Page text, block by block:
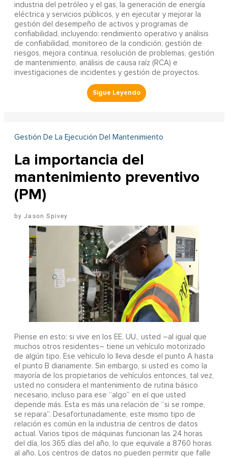
industria del petróleo y el gas, la generación de energía
eléctrica y servicios públicos, y en ejecutar y mejorar la
gestión del desempeño de activos y programas de
confiabilidad, incluyendo: rendimiento operativo y análisis
de confiabilidad, monitoreo de la condición, gestión de
riesgos, mejora continua, resolución de problemas, gestión
de mantenimiento, análisis de causa raíz (RCA) e
investigaciones de incidentes y gestión de proyectos.
Gestión De La Ejecución Del Mantenimiento
La importancia del
mantenimiento preventivo
(PM)
Jason Spivey
Piense en esto: si vive en los EE. UU., usted –al igual que
muchos otros residentes– tiene un vehículo motorizado
de algún tipo. Ese vehículo lo lleva desde el punto A hasta
el punto B diariamente. Sin embargo, si usted es como la
mayoría de los propietarios de vehículos entonces, tal vez,
usted no considera el mantenimiento de rutina básico
necesario, incluso para ese “algo” en el que usted
depende más. Esta es más una relación de “si se rompe,
se repara”. Desafortunadamente, este mismo tipo de
relación es común en la industria de centros de datos
actual. Varios tipos de máquinas funcionan las 24 horas
del día, los 365 días del año, lo que equivale a 8760 horas
al año. Los centros de datos no pueden permitir que falle